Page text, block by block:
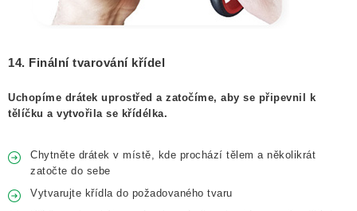
14. Finální tvarování křídel
Uchopíme drátek uprostřed a zatočíme, aby se připevnil k
tělíčku a vytvořila se křídélka.
Chytněte drátek v místě, kde prochází tělem a několikrát
zatočte do sebe
Vytvarujte křídla do požadovaného tvaru